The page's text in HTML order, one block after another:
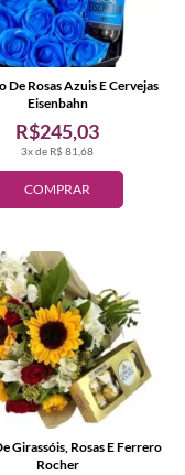
COMPRAR
3x de R$ 81,68
R$245,03
De Rosas Azuis E Cervejas
Eisenbahn
Girassóis, Rosas E Ferrero
Rocher